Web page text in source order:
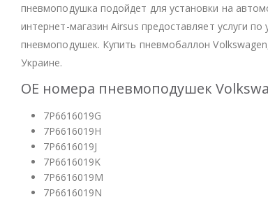
пневмоподушка подойдет для установки на
интернет-магазин Airsus предоставляет услуги
пневмоподушек. Купить пневмобаллон
Украине.
OE номера пневмоподушек
7P6616019G
7P6616019H
7P6616019J
7P6616019K
7P6616019M
7P6616019N